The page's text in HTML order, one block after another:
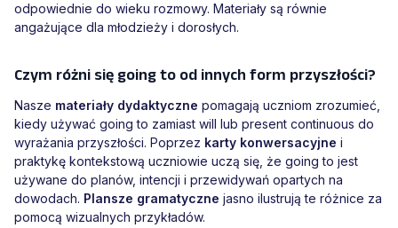
odpowiednie do wieku rozmowy. Materiały są równie
angażujące dla młodzieży i dorosłych.
Czym różni się going to od innych form przyszłości?
Nasze materiały dydaktyczne pomagają uczniom zrozumieć,
kiedy używać going to zamiast will lub present continuous do
wyrażania przyszłości. Poprzez karty konwersacyjne i
praktykę kontekstową uczniowie uczą się, że going to jest
używane do planów, intencji i przewidywań opartych na
dowodach. Plansze gramatyczne jasno ilustrują te różnice za
pomocą wizualnych przykładów.